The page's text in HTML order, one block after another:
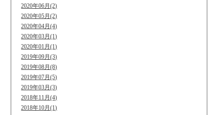
2020年06月(2)
2020年05月(2)
2020年04月(4)
2020年03月(1)
2020年01月(1)
2019年09月(3)
2019年08月(8)
2019年07月(5)
2019年03月(3)
2018年11月(4)
2018年10月(1)